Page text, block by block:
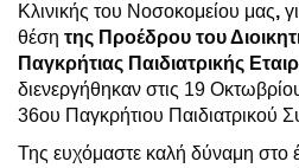
Κλινικής του Νοσοκομείου μας,
θέση της Προέδρου του
Παγκρήτιας Παιδιατρικής
διενεργήθηκαν στις 19
36ου Παγκρήτιου Παιδιατρικού
Της ευχόμαστε καλή δύναμη στο